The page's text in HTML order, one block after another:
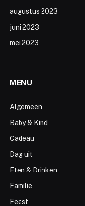
augustus 2023
juni 2023
mei 2023
MENU
Algemeen
Baby & Kind
Cadeau
Dag uit
Eten & Drinken
Familie
Feest